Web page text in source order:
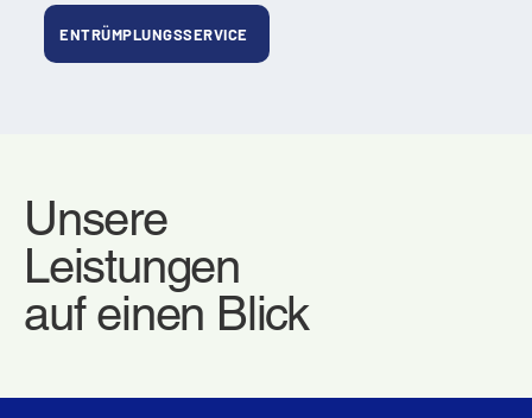
ENTRÜMPLUNGSSERVICE
Unsere
Leistungen
auf einen Blick